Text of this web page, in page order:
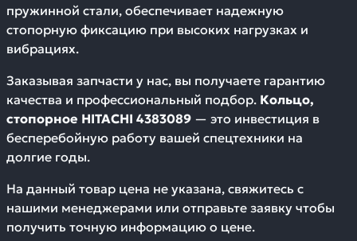
пружинной стали, обеспечивает надежную
стопорную фиксацию при высоких нагрузках и
вибрациях.
Заказывая запчасти у нас, вы получаете гарантию
качества и профессиональный подбор. Кольцо,
стопорное HITACHI 4383089 — это инвестиция в
бесперебойную работу вашей спецтехники на
долгие годы.
На данный товар цена не указана, свяжитесь с
нашими менеджерами или отправьте заявку чтобы
получить точную информацию о цене.